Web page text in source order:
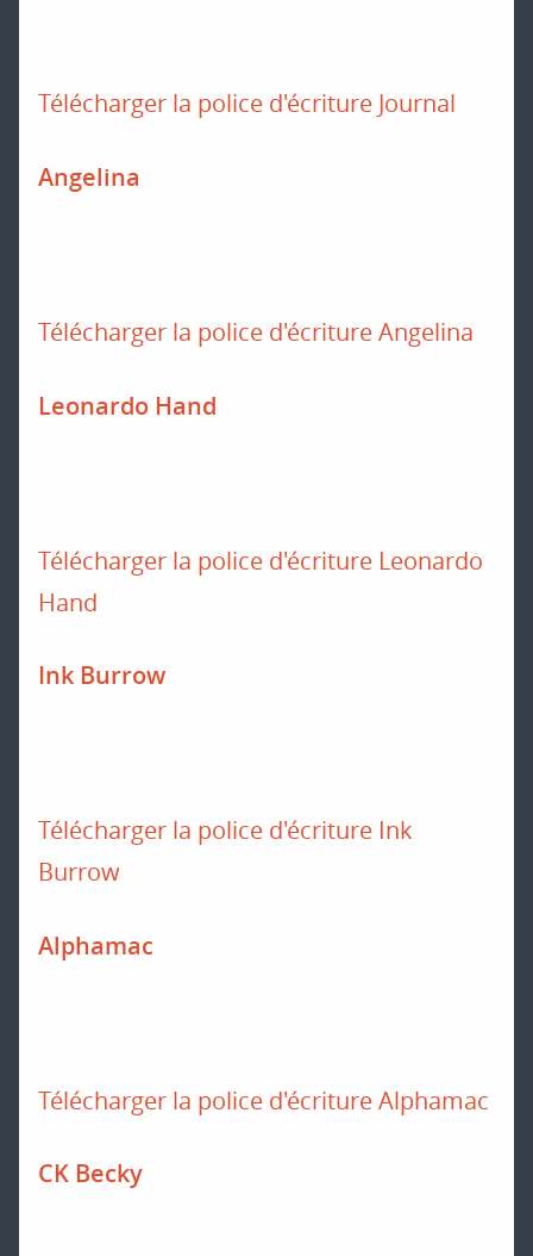
Télécharger la police d'écriture Journal
Angelina
Télécharger la police d'écriture Angelina
Leonardo Hand
Télécharger la police d'écriture Leonardo
Hand
Ink Burrow
Télécharger la police d'écriture Ink
Burrow
Alphamac
Télécharger la police d'écriture Alphamac
CK Becky